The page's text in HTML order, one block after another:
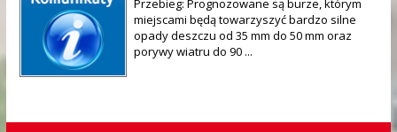
Przebieg: Prognozowane są burze, którym
miejscami będą towarzyszyć bardzo silne
opady deszczu od 35 mm do 50 mm oraz
porywy wiatru do 90 ...